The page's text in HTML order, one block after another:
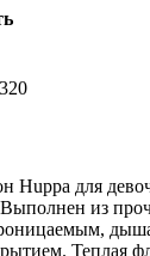
Huppa для
Выполнен из
Теплая